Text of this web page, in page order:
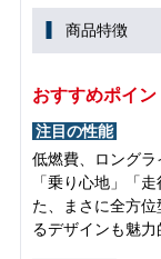
商品特徴
おすすめポイン
注目の性能
低燃費、ロングラ
「乗り心地」「
た、まさに全方
るデザインも魅力